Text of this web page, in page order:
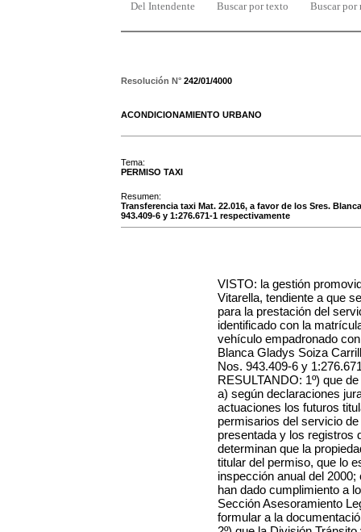
Del Intendente Buscar por texto Buscar por
Resolución N° 242/01/4000
ACONDICIONAMIENTO URBANO
Tema:
PERMISO TAXI
Resumen:
Transferencia taxi Mat. 22.016, a favor de los Sres.
943.409-6 y 1:276.671-1 respectivamente
VISTO: la gestión
Vitarella, tendiente a que
para la prestación del
identificado con la
vehículo empadronado
Blanca Gladys Soiza
Nos. 943.409-6 y
RESULTANDO: 1º) que
a) según declaraciones
actuaciones los futuros
permisarios del servicio
presentada y los registros
determinan que la
titular del permiso, que lo
inspección anual del 2000;
han dado cumplimiento a
Sección Asesoramiento
formular a la